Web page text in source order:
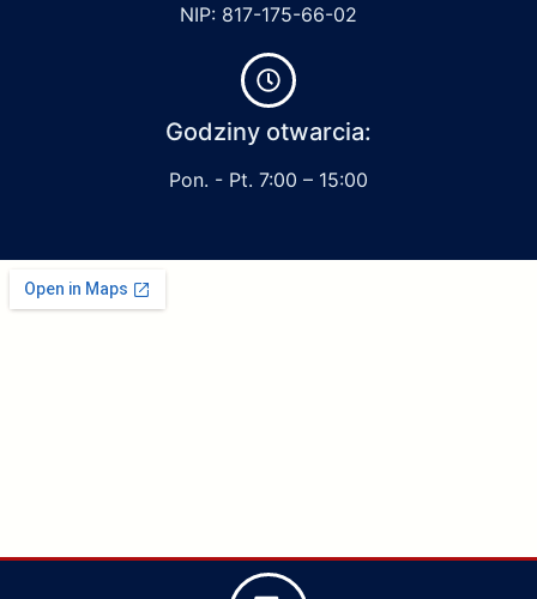
NIP: 817-175-66-02
Godziny otwarcia:
Pon. - Pt. 7:00 – 15:00